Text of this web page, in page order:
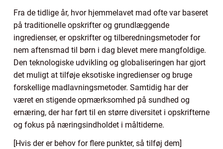
Fra de tidlige år, hvor hjemmelavet mad ofte var baseret
på traditionelle opskrifter og grundlæggende
ingredienser, er opskrifter og tilberedningsmetoder for
nem aftensmad til børn i dag blevet mere mangfoldige.
Den teknologiske udvikling og globaliseringen har gjort
det muligt at tilføje eksotiske ingredienser og bruge
forskellige madlavningsmetoder. Samtidig har der
været en stigende opmærksomhed på sundhed og
ernæring, der har ført til en større diversitet i opskrifterne
og fokus på næringsindholdet i måltiderne.
[Hvis der er behov for flere punkter, så tilføj dem]